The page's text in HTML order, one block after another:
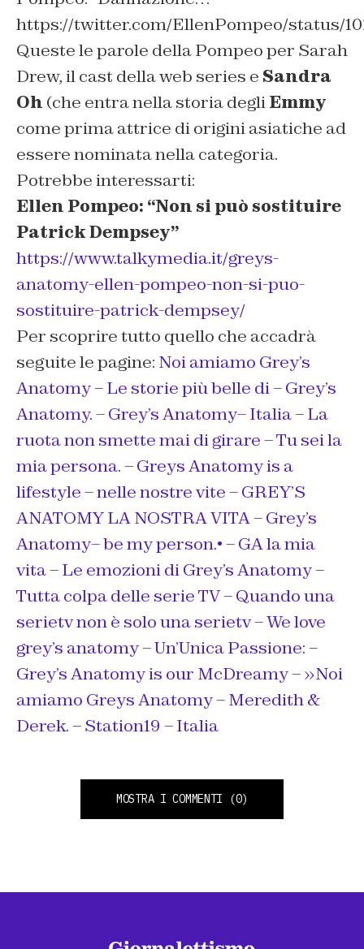
https://twitter.com/EllenPompeo/status/
Queste le parole della Pompeo per Sarah
Drew, il cast della web series e Sandra
Oh (che entra nella storia degliEmmy
come prima attrice di origini asiatiche ad
essere nominata nella categoria.
Potrebbe interessarti:
Ellen Pompeo: “Non si può sostituire
Patrick Dempsey”
https://www.talkymedia.it/greys-
anatomy-ellen-pompeo-non-si-puo-
sostituire-patrick-dempsey/
Per scoprire tutto quello che accadrà
seguite le pagine: Noi amiamo Grey’s
Anatomy–Le storie più belle di–Grey’s
Anatomy.–Grey’s Anatomy– Italia–La
ruota non smette mai di girare–Tu sei la
mia persona.–Greys Anatomy is a
lifestyle–nelle nostre vite–GREY’S
ANATOMY LA NOSTRA VITA–Grey’s
Anatomy– be my person.•–GA la mia
vita–Le emozioni di Grey’s Anatomy–
Tutta colpa delle serie TV–Quando una
serietv non è solo una serietv–We love
grey’s anatomy–Un’Unica Passione:–
Grey’s Anatomy is our McDreamy–»Noi
amiamo Greys Anatomy–Meredith &
Derek.–Station19 – Italia
MOSTRA I COMMENTI (0)